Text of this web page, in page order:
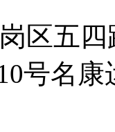
区五
号名康